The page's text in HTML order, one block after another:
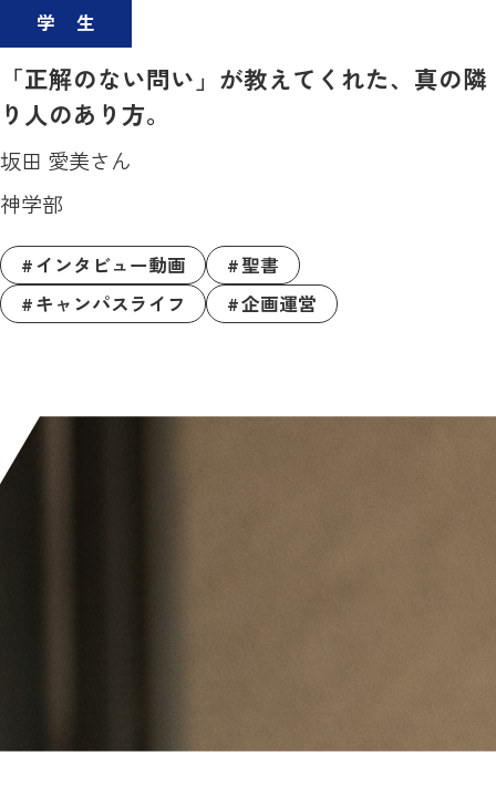
学生
「正解のない問い」が教えてくれた、真の隣
り人のあり方。
坂田 愛美さん
神学部
インタビュー動画
聖書
キャンパスライフ
企画運営